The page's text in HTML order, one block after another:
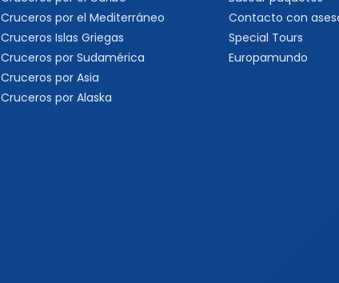
Cruceros por el Mediterráneo
Cruceros Islas Griegas
Cruceros por Sudamérica
Cruceros por Asia
Cruceros por Alaska
Contacto con
Special Tours
Europamundo